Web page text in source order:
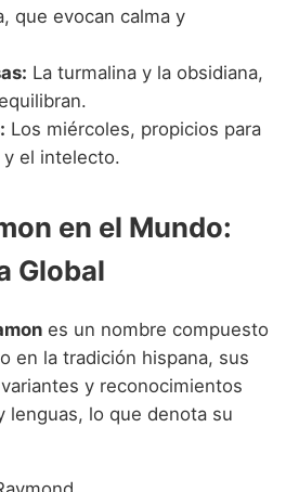
que evocan calma y
La turmalina y la obsidiana,
Los miércoles, propicios para
y el intelecto.
en el Mundo:
Global
es un nombre compuesto
en la tradición hispana, sus
y reconocimientos
lenguas, lo que denota su